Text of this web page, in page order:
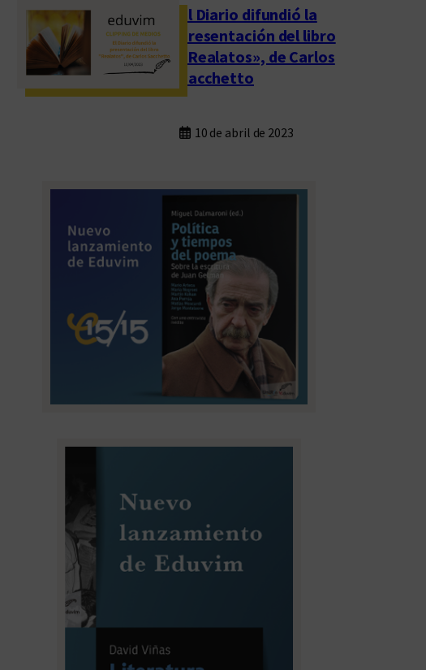
El Diario difundió la
presentación del libro
«Realatos», de Carlos
Sacchetto
10 de abril de 2023